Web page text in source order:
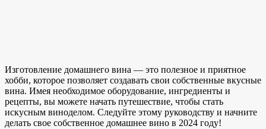
Изготовление домашнего вина — это полезное и приятное
хобби, которое позволяет создавать свои собственные вкусные
вина. Имея необходимое оборудование, ингредиенты и
рецепты, вы можете начать путешествие, чтобы стать
искусным виноделом. Следуйте этому руководству и начните
делать свое собственное домашнее вино в 2024 году!